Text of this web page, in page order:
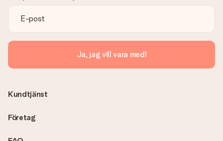
Ja, jag vill vara med!
Kundtjänst
Företag